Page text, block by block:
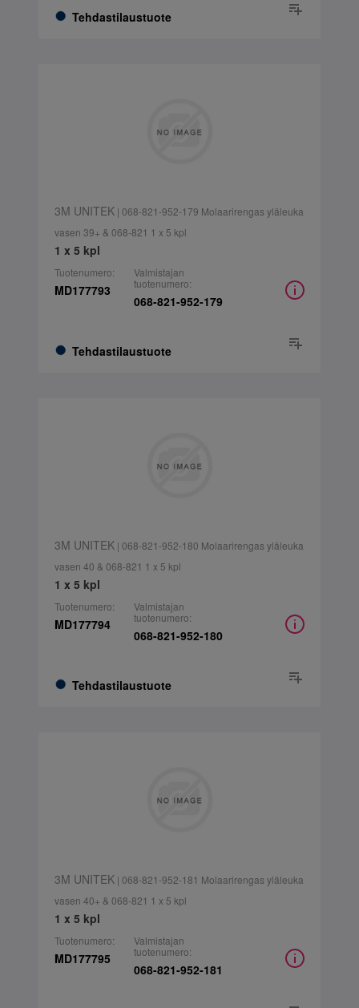
Tehdastilaustuote
3M UNITEK| 068-821-952-179 Molaarirengas yläleuka
vasen 39+ & 068-821 1 x 5 kpl
1 x 5 kpl
Tuotenumero:
MD177793
Tehdastilaustuote
Valmistajan
tuotenumero:
068-821-952-179
3M UNITEK| 068-821-952-180 Molaarirengas yläleuka
vasen 40 & 068-821 1 x 5 kpl
1 x 5 kpl
Tuotenumero:
MD177794
Tehdastilaustuote
Valmistajan
tuotenumero:
068-821-952-180
3M UNITEK| 068-821-952-181 Molaarirengas yläleuka
vasen 40+ & 068-821 1 x 5 kpl
1 x 5 kpl
Tuotenumero:
MD177795
Valmistajan
tuotenumero:
068-821-952-181